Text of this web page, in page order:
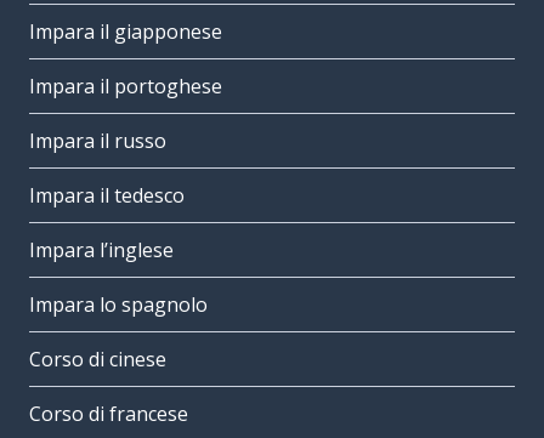
Impara il giapponese
Impara il portoghese
Impara il russo
Impara il tedesco
Impara l’inglese
Impara lo spagnolo
Corso di cinese
Corso di francese